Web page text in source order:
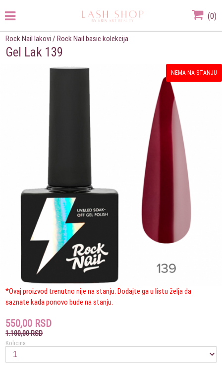
(0)
Rock Nail lakovi /Rock Nail basic kolekcija
Gel Lak 139
NEMA NA STANJU
*Ovaj proizvod trenutno nije na stanju. Dodajte ga u listu želja da
saznate kada ponovo bude na stanju.
550,00 RSD
1.100,00 RSD
Kolicina: